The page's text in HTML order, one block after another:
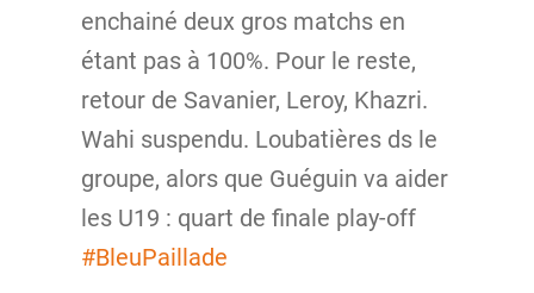
enchainé deux gros matchs en
étant pas à 100%. Pour le reste,
retour de Savanier, Leroy, Khazri.
Wahi suspendu. Loubatières ds le
groupe, alors que Guéguin va aider
les U19 : quart de finale play-off
#BleuPaillade